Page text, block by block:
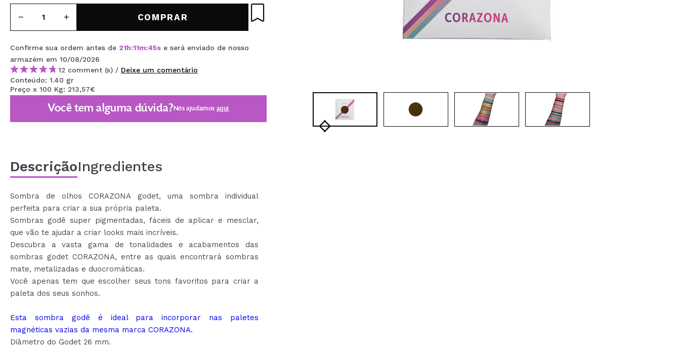
MAQUIFARMA
KOREA ZONE
TRAVEL SIZE
NATURE
DESCONTOS
OUTLET
EM BREVE
CRIAR CONTA
COMPRAR
Confirme sua ordem antes de 21h:11m:44s e será enviado de nosso
armazém em 10/08/2026
12 comment (s) / Deixe um comentário
Conteúdo: 1.40 gr
Preço x 100 Kg: 213,57€
Você tem alguma dúvida?Nós ajudamos aqui
DescriçãoIngredientes
Sombra de olhos CORAZONA godet, uma sombra individual
perfeita para criar a sua própria paleta.
Sombras godê super pigmentadas, fáceis de aplicar e mesclar,
que vão te ajudar a criar looks mais incríveis.
Descubra a vasta gama de tonalidades e acabamentos das
sombras godet CORAZONA, entre as quais encontrará sombras
mate, metalizadas e duocromáticas.
Você apenas tem que escolher seus tons favoritos para criar a
paleta dos seus sonhos.
Esta sombra godê é ideal para incorporar nas paletes
magnéticas vazias da mesma marca CORAZONA.
Diâmetro do Godet 26 mm.